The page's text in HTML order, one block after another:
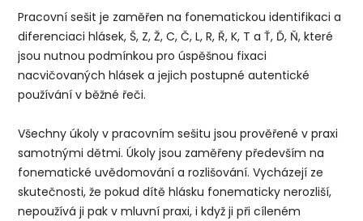
Pracovní sešit je zaměřen na fonematickou identifikaci a
diferenciaci hlásek, Š, Z, Ž, C, Č, L, R, Ř, K, T a Ť, Ď, Ň, které
jsou nutnou podmínkou pro úspěšnou fixaci
nacvičovaných hlásek a jejich postupné autentické
používání v běžné řeči.
Všechny úkoly v pracovním sešitu jsou prověřené v praxi
samotnými dětmi. Úkoly jsou zaměřeny především na
fonematické uvědomování a rozlišování. Vycházejí ze
skutečnosti, že pokud dítě hlásku fonematicky nerozliší,
nepoužívá ji pak v mluvní praxi, i když ji při cíleném